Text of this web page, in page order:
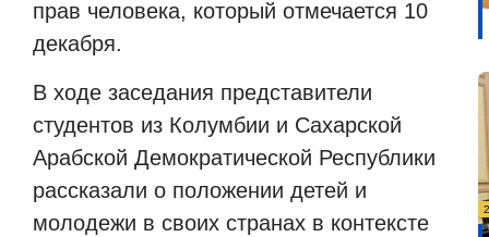
прав человека, который отмечается 10
декабря.
В ходе заседания представители
студентов из Колумбии и Сахарской
Арабской Демократической Республики
рассказали о положении детей и
молодежи в своих странах в контексте